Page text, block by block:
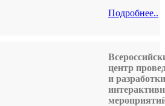
Подробнее..
центр
и разработки